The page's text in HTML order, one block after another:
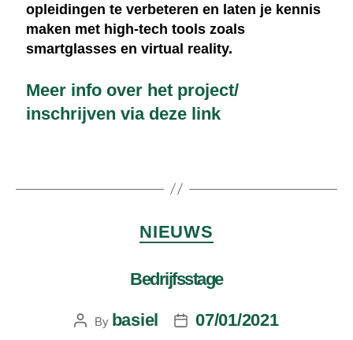
opleidingen te verbeteren en laten je kennis
maken met high-tech tools zoals
smartglasses en virtual reality.
Meer info over het project/
inschrijven via deze link
NIEUWS
Bedrijfsstage
By basiel 07/01/2021